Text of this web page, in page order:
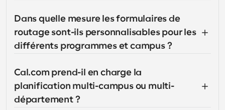
Dans quelle mesure les formulaires de
routage sont-ils personnalisables pour les
différents programmes et campus ?
Cal.com prend-il en charge la
planification multi-campus ou multi-
département ?